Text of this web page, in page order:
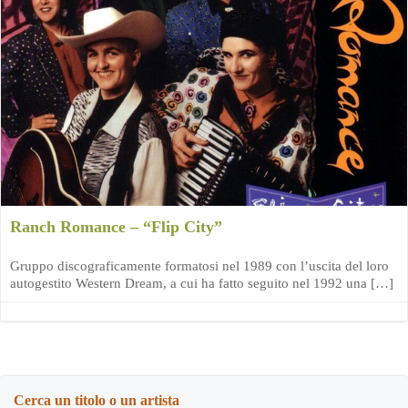
Ranch Romance – “Flip City”
Gruppo discograficamente formatosi nel 1989 con l’uscita del loro
autogestito Western Dream, a cui ha fatto seguito nel 1992 una […]
Cerca un titolo o un artista